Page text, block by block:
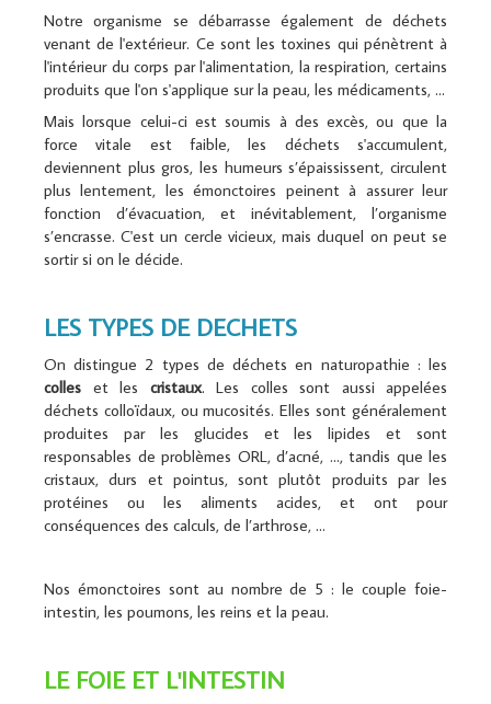
Notre organisme se débarrasse également de déchets
venant de l'extérieur. Ce sont les toxines qui pénètrent à
l'intérieur du corps par l'alimentation, la respiration, certains
produits que l'on s'applique sur la peau, les médicaments, ...
Mais lorsque celui-ci est soumis à des excès, ou que la
force vitale est faible, les déchets s'accumulent,
deviennent plus gros, les humeurs s’épaississent, circulent
plus lentement, les émonctoires peinent à assurer leur
fonction d’évacuation, et inévitablement, l’organisme
s’encrasse. C'est un cercle vicieux, mais duquel on peut se
sortir si on le décide.
LES TYPES DE DECHETS
On distingue 2 types de déchets en naturopathie : les
colles et les cristaux. Les colles sont aussi appelées
déchets colloïdaux, ou mucosités. Elles sont généralement
produites par les glucides et les lipides et sont
responsables de problèmes ORL, d’acné, …, tandis que les
cristaux, durs et pointus, sont plutôt produits par les
protéines ou les aliments acides, et ont pour
conséquences des calculs, de l’arthrose, …
Nos émonctoires sont au nombre de 5 : le couple foie-
intestin, les poumons, les reins et la peau.
LE FOIE ET L'INTESTIN